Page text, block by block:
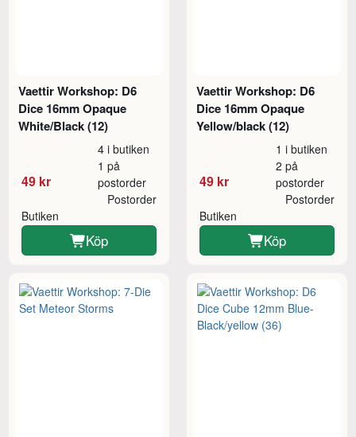
Vaettir Workshop: D6
Dice 16mm Opaque
White/Black (12)
49 kr
4 i butiken
1 på
postorder
Butiken
Postorder
Köp
Vaettir Workshop: D6
Dice 16mm Opaque
Yellow/black (12)
49 kr
1 i butiken
2 på
postorder
Butiken
Postorder
Köp